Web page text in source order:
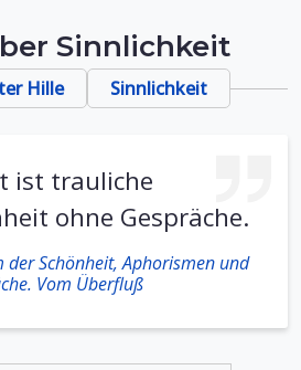
Sinnlichkeit
Hille Sinnlichkeit
ist trauliche
ohne Gespräche.
der Schönheit, Aphorismen und
Vom Überfluß